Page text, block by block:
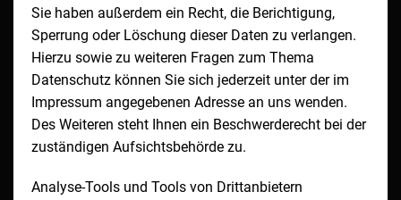
Sie haben außerdem ein Recht, die Berichtigung,
Sperrung oder Löschung dieser Daten zu verlangen.
Hierzu sowie zu weiteren Fragen zum Thema
Datenschutz können Sie sich jederzeit unter der im
Impressum angegebenen Adresse an uns wenden.
Des Weiteren steht Ihnen ein Beschwerderecht bei der
zuständigen Aufsichtsbehörde zu.
Analyse-Tools und Tools von Drittanbietern